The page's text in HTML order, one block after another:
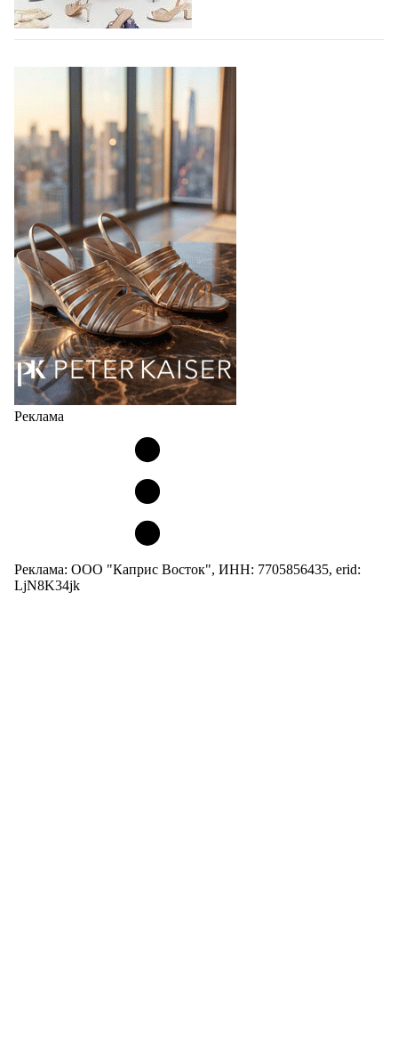
04.08.2026 463
КАЖДОМ ШАГЕ
В 2027 году бренд TAMARIS отмечает 60-летний
юбилей. Шесть десятилетий доверия миллионов
покупателей, постоянного развития и понимания,
какой будет современная женщина завтра.
Юбилейная коллекция Весна–Лето 2027 открывает
не просто новый сезон, а…
04.08.2026 564
Реклама
Реклама: ООО "Каприс Восток", ИНН: 7705856435, erid:
LjN8K34jk